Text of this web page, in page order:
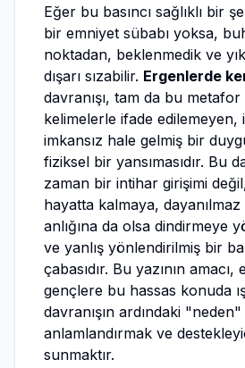
Eğer bu basıncı sağlıklı bir
bir emniyet sübabı yoksa,
noktadan, beklenmedik ve
dışarı sızabilir. Ergenlerde
davranışı, tam da bu metafor
kelimelerle ifade edilemeyen,
imkansız hale gelmiş bir
fiziksel bir yansımasıdır. Bu
zaman bir intihar girişimi
hayatta kalmaya, dayanılmaz
anlığına da olsa dindirmeye
ve yanlış yönlendirilmiş bir
çabasıdır. Bu yazının
gençlere bu hassas konuda
davranışın ardındaki
anlamlandırmak ve
sunmaktır.